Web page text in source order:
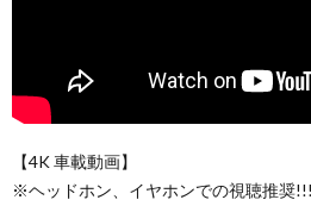
【4K 車載動画】
※ヘッドホン、イヤホンでの視聴推奨!!!